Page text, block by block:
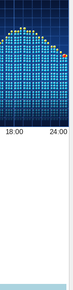
18:00 24:00